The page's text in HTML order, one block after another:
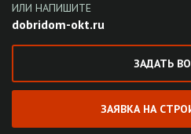
ИЛИ НАПИШИТЕ
dobridom-okt.ru
ЗАДАТЬ
ЗАЯВКА НА